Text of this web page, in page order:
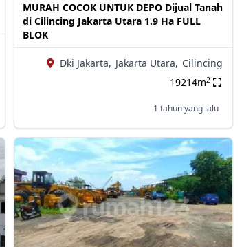
MURAH COCOK UNTUK DEPO Dijual Tanah
di Cilincing Jakarta Utara 1.9 Ha FULL
BLOK
Dki Jakarta, Jakarta Utara, Cilincing
19214m2
1 tahun yang lalu